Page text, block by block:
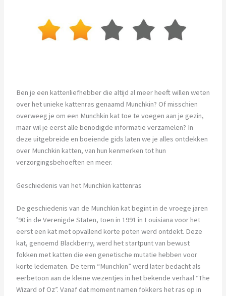
Ben je een kattenliefhebber die altijd al meer heeft willen weten
over het unieke kattenras genaamd Munchkin? Of misschien
overweeg je om een Munchkin kat toe te voegen aan je gezin,
maar wil je eerst alle benodigde informatie verzamelen? In
deze uitgebreide en boeiende gids laten we je alles ontdekken
over Munchkin katten, van hun kenmerken tot hun
verzorgingsbehoeften en meer.
Geschiedenis van het Munchkin kattenras
De geschiedenis van de Munchkin kat begint in de vroege jaren
’90 in de Verenigde Staten, toen in 1991 in Louisiana voor het
eerst een kat met opvallend korte poten werd ontdekt. Deze
kat, genoemd Blackberry, werd het startpunt van bewust
fokken met katten die een genetische mutatie hebben voor
korte ledematen. De term “Munchkin” werd later bedacht als
eerbetoon aan de kleine wezentjes in het bekende verhaal “The
Wizard of Oz”. Vanaf dat moment namen fokkers het ras op in